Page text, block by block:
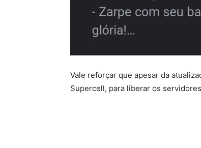
Vale reforçar que apesar da
Supercell, para liberar os